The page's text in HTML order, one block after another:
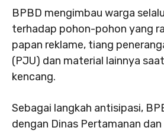
BPBD mengimbau warga
terhadap pohon-pohon yang
papan reklame, tiang
(PJU) dan material lainnya
kencang.
Sebagai langkah antisipasi,
dengan Dinas Pertamanan